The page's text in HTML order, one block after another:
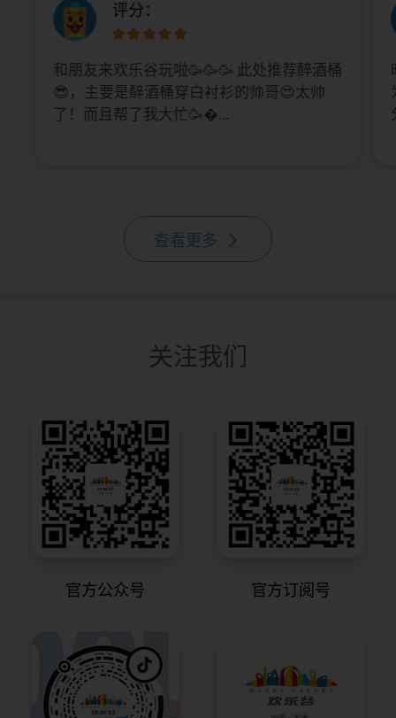
评分：
和朋友来欢乐谷玩啦🥳🥳🥳 此处推荐醉酒桶
😎，主要是醉酒桶穿白衬衫的帅哥😍太帅
了！而且帮了我大忙🥳...
查看更多
关注我们
官方公众号 官方订阅号